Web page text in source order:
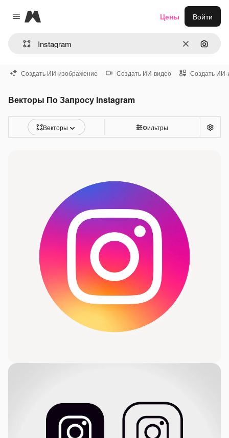
Close menu
Magnific
ОчиститьПоиск
Цены Войти
Создать ИИ-изображение Создать ИИ-видео Создать ИИ-
Векторы По Запросу Instagram
Векторы Фильтры